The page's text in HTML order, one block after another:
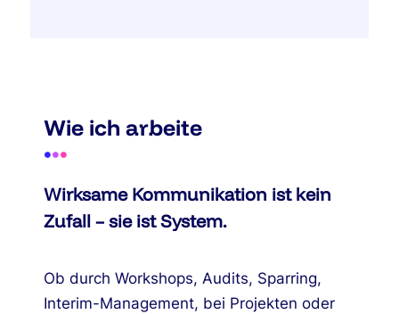
Wie ich arbeite
•••
Wirksame Kommunikation ist kein
Zufall – sie ist System.
Ob durch Workshops, Audits, Sparring,
Interim-Management, bei Projekten oder